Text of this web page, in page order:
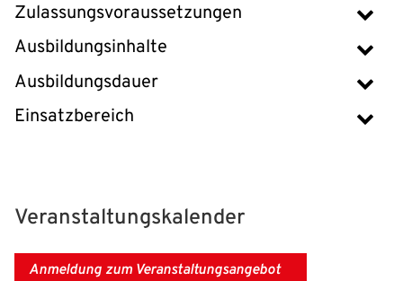
Zulassungsvoraussetzungen
Ausbildungsinhalte
Ausbildungsdauer
Einsatzbereich
Veranstaltungskalender
Anmeldung zum Veranstaltungsangebot
WEBSITE DURCHSUCHEN
IHRE LESEZEICHEN
Aktuelle Seite als Lesezeichen speichern
Bitte geben Sie Ihren Benutzernamen und Ihr Passwort ein, um
Anmelden